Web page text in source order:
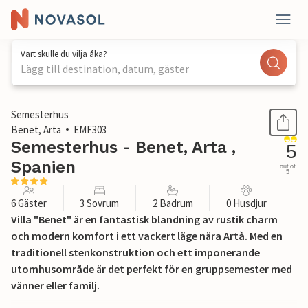
Vart skulle du vilja åka?
Lägg till destination, datum, gäster
1 / 52
Semesterhus
Benet, Arta
EMF303
Semesterhus - Benet, Arta ,
Spanien
5
out of
5
6 Gäster 3 Sovrum 2 Badrum 0 Husdjur
Villa "Benet" är en fantastisk blandning av rustik charm
och modern komfort i ett vackert läge nära Artà. Med en
traditionell stenkonstruktion och ett imponerande
utomhusområde är det perfekt för en gruppsemester med
vänner eller familj.